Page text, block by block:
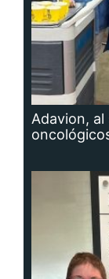
Adavion,